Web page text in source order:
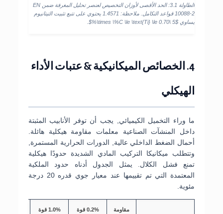
الطاولة 3.1: الحد الأقصى لأوزان التخصيص لعنصر تحليل المغرفة ضمن EN
10088-2 قواعد التكامل. ملاحظة: 1.4571 يحتوي على تتبع تثبيت التيتانيوم
يساوي $5 \times \%C \le \text{Ti} \le 0.70\%$
.
4. الخصائص الميكانيكية & عتبات الأداء
الهيكلي
ما وراء التخميل الكيميائي, يجب أن توفر الأنابيب المثبتة
داخل المنشآت الصناعية معلمات مقاومة هيكلية هائلة.
أحمال الضغط الداخلي عالية, الدورات الحرارية المستمرة,
وتتطلب ميكانيكا التركيب المادي الشديدة حدودًا هيكلية
تمنع فشل الكلال. يمثل الجدول أدناه حدود الملكية
المعتمدة التي تم تقييمها عند معيار جوي قدره 20 درجة
مئوية.
مقاومة
0.2% قوة
1.0% قوة